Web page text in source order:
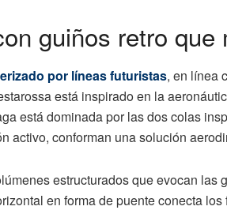
guiños retro que
por líneas futuristas, en línea
está inspirado en la
está dominada por las dos colas
activo, conforman una solución
estructurados que evocan las
en forma de puente conecta